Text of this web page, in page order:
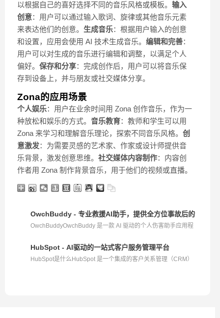
以根据自己的喜好选择不同的音乐风格或模板。 输入
创意：用户可以通过输入歌词、旋律或其他音乐元素
来表达他们的创意。 生成音乐：根据用户输入的创意
和设置，应用会使用 AI 技术生成音乐。 编辑和完善：
用户可以对生成的音乐进行编辑和调整，以满足个人
偏好。 保存和分享：完成创作后，用户可以将音乐保
存到设备上，并与朋友或社交媒体分享。
Zona的应用场景
个人娱乐：用户在业余时间用 Zona 创作音乐，作为一
种放松和娱乐的方式。 音乐教育：教师和学生可以用
Zona 来学习和理解音乐理论，探索不同音乐风格。 创
意激发：为需要灵感的艺术家、作家或设计师提供音
乐背景，激发创意思维。 社交媒体内容制作：内容创
作者用 Zona 制作背景音乐，用于他们的视频或直播。
OwchBuddy - 专业救援AI助手，提供全方位事故后的专业救
OwchBuddyOwchBuddy 是一款 AI 驱动的个人伤害助手应用程
HubSpot - AI驱动的一站式客户服务管理平台
HubSpot是什么HubSpot 是一个集成的客户关系管理（CRM）